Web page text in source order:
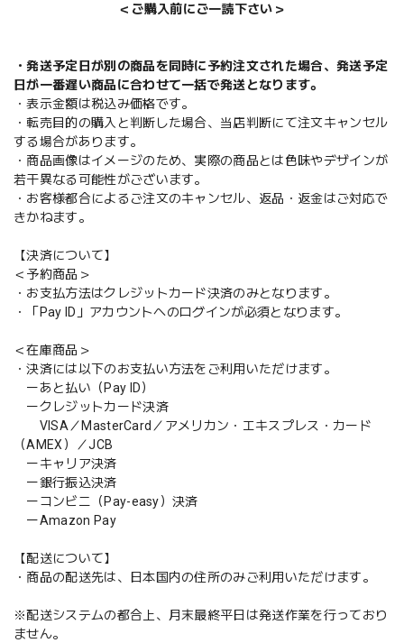
＜ご購入前にご一読下さい＞
・発送予定日が別の商品を同時に予約注文された場合、発送予定
日が一番遅い商品に合わせて一括で発送となります。
・表示金額は税込み価格です。
・転売目的の購入と判断した場合、当店判断にて注文キャンセル
する場合があります。
・商品画像はイメージのため、実際の商品とは色味やデザインが
若干異なる可能性がございます。
・お客様都合によるご注文のキャンセル、返品・返金はご対応で
きかねます。
【決済について】
＜予約商品＞
・お支払方法はクレジットカード決済のみとなります。
・「Pay ID」アカウントへのログインが必須となります。
＜在庫商品＞
・決済には以下のお支払い方法をご利用いただけます。
ーあと払い（Pay ID）
ークレジットカード決済
VISA／MasterCard／アメリカン・エキスプレス・カード
（AMEX）／JCB
ーキャリア決済
ー銀行振込決済
ーコンビニ（Pay-easy）決済
ーAmazon Pay
【配送について】
・商品の配送先は、日本国内の住所のみご利用いただけます。
※配送システムの都合上、月末最終平日は発送作業を行っており
ません。